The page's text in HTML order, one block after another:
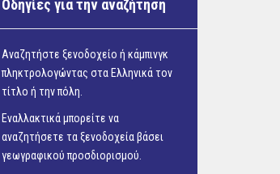
Οδηγίες για την αναζήτηση
Αναζητήστε ξενοδοχείο ή κάμπινγκ
πληκτρολογώντας στα Ελληνικά τον
τίτλο ή την πόλη.
Εναλλακτικά μπορείτε να
αναζητήσετε τα ξενοδοχεία βάσει
γεωγραφικού προσδιορισμού.